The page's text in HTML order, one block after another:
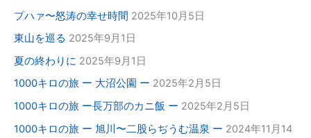
プハァ〜怒涛の幸せ時間 2025年10月5日
東山を巡る 2025年9月1日
夏の終わりに 2025年9月1日
1000キロの旅 ー 大沼公園 ー 2025年2月5日
1000キロの旅 ー長万部のカニ飯 ー 2025年2月5日
1000キロの旅 ー 旭川〜二股らぢうむ温泉 ー 2024年11月14